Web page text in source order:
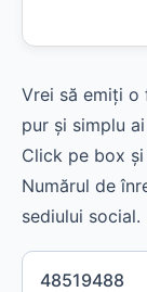
Vrei să emiți o
pur și simplu
Click pe box
Numărul de
sediului social.
48519488